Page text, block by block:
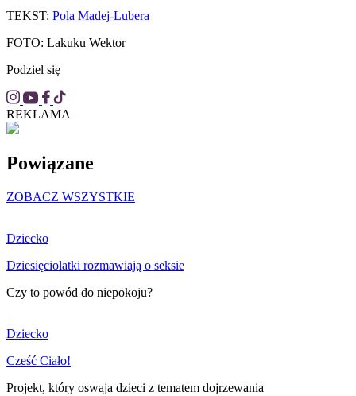
TEKST: Pola Madej-Lubera
FOTO: Lakuku Wektor
Podziel się
REKLAMA
Powiązane
ZOBACZ WSZYSTKIE
Dziecko
Dziesięciolatki rozmawiają o seksie
Czy to powód do niepokoju?
Dziecko
Cześć Ciało!
Projekt, który oswaja dzieci z tematem dojrzewania